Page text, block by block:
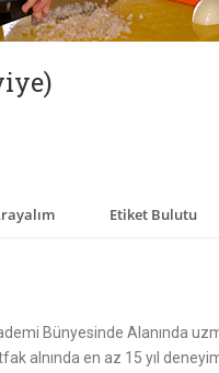
Etiket Bulutu
Bünyesinde Alanında
alnında en az 15 yıl